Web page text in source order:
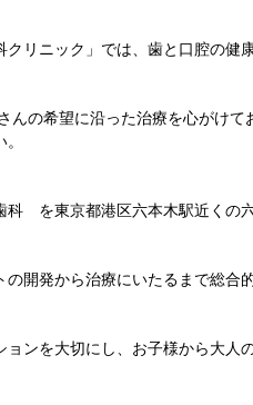
リニック」では、歯と口腔の
んの希望に沿った治療を心がけ
を東京都港区六本木駅近くの
開発から治療にいたるまで総
ンを大切にし、お子様から大